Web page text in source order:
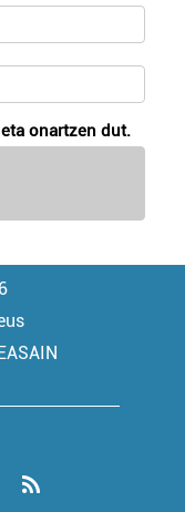
onartzen dut.